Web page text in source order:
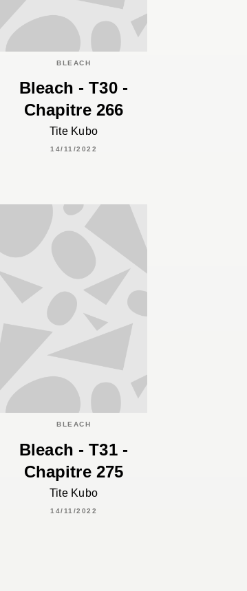
BLEACH
Bleach - T30 -
Chapitre 266
Tite Kubo
14/11/2022
BLEACH
Bleach - T31 -
Chapitre 275
Tite Kubo
14/11/2022